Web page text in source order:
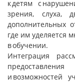
к детям с
зрения, слуха,
дополнительных
где им уделяется
в обучении.
Интеграция
и возможностей